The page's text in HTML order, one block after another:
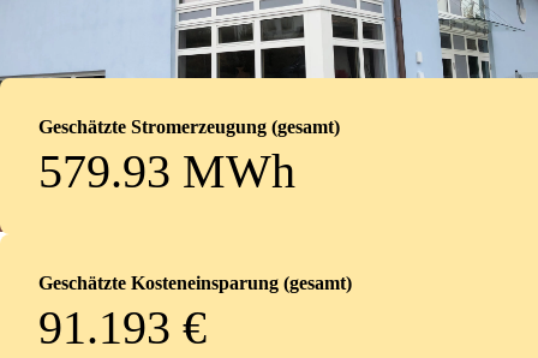
Geschätzte Stromerzeugung (gesamt)
579.93 MWh
Geschätzte Kosteneinsparung (gesamt)
91.193 €